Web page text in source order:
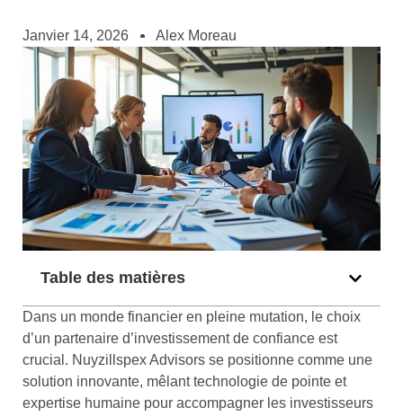
Janvier 14, 2026 Alex Moreau
Table des matières
Dans un monde financier en pleine mutation, le choix
d’un partenaire d’investissement de confiance est
crucial. Nuyzillspex Advisors se positionne comme une
solution innovante, mêlant technologie de pointe et
expertise humaine pour accompagner les investisseurs